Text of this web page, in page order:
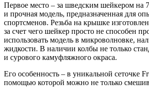
Первое место – за шведским шейкером на
и прочная модель, предназначенная для
спортсменов. Резьба на крышке
за счет чего шейкер просто не способен
использовать модель в микроволновке,
жидкости. В наличии колбы не только
и сурового камуфляжного окраса.
Его особенность – в уникальной сеточке
помощью которой можно не только